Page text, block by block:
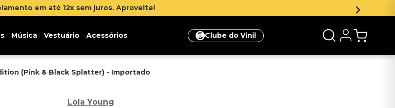
juros. Aproveite!
Música Vestuário Acessórios Clube do Vinil
(Pink & Black Splatter) - Importado
Lola Young